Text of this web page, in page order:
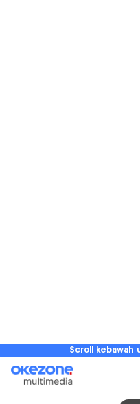
Scroll kebawah